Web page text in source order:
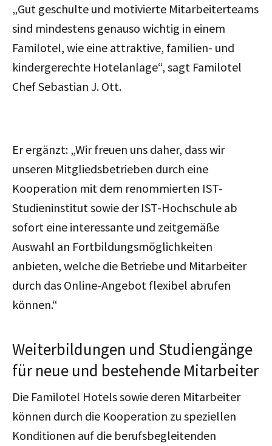
„Gut geschulte und motivierte Mitarbeiterteams
sind mindestens genauso wichtig in einem
Familotel, wie eine attraktive, familien- und
kindergerechte Hotelanlage“, sagt Familotel
Chef Sebastian J. Ott.
Er ergänzt: „Wir freuen uns daher, dass wir
unseren Mitgliedsbetrieben durch eine
Kooperation mit dem renommierten IST-
Studieninstitut sowie der IST-Hochschule ab
sofort eine interessante und zeitgemäße
Auswahl an Fortbildungsmöglichkeiten
anbieten, welche die Betriebe und Mitarbeiter
durch das Online-Angebot flexibel abrufen
können.“
Weiterbildungen und Studiengänge
für neue und bestehende Mitarbeiter
Die Familotel Hotels sowie deren Mitarbeiter
können durch die Kooperation zu speziellen
Konditionen auf die berufsbegleitenden